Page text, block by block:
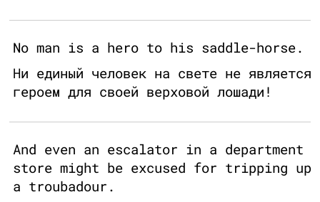
No man is a hero to his saddle-horse.
Ни единый человек на свете не является
героем для своей верховой лошади!
And even an escalator in a department
store might be excused for tripping up
a troubadour.